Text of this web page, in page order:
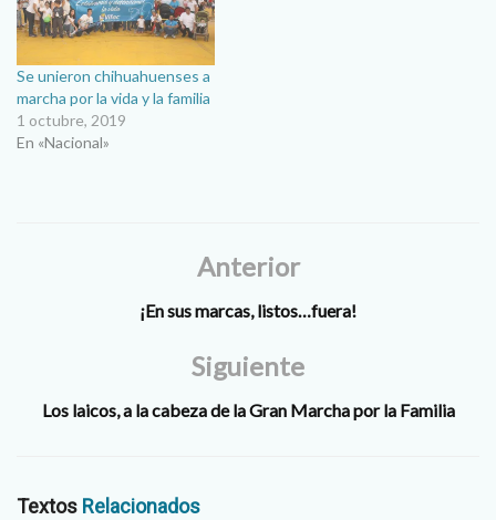
3 de junio, primero de mes,
fiesta del Sagrado Corazón…
Se unieron chihuahuenses a
marcha por la vida y la familia
1 octubre, 2019
En «Nacional»
Anterior
¡En sus marcas, listos…fuera!
Siguiente
Los laicos, a la cabeza de la Gran Marcha por la Familia
Textos Relacionados